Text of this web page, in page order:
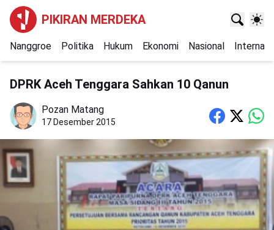
PIKIRAN MERDEKA
Nanggroe Politika Hukum Ekonomi Nasional
DPRK Aceh Tenggara Sahkan 10 Qanun
Pozan Matang
17 Desember 2015